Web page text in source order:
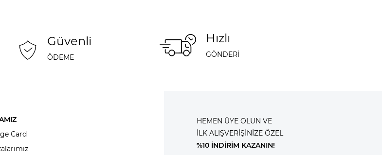
Güvenli
ÖDEME
Hızlı
GÖNDERİ
Card
HEMEN ÜYE OLUN VE
İLK ALIŞVERİŞİNİZE ÖZEL
%10 İNDİRİM KAZANIN!